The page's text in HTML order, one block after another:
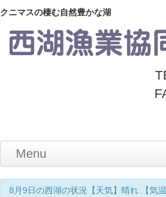
クニマスの棲む自然豊かな湖
Menu
Home
釣り情報
マナーとお願い
クニマス展示館
漁協からのお知らせ
お問い合わせ
8月9日の西湖の状況【天気】晴れ 【気